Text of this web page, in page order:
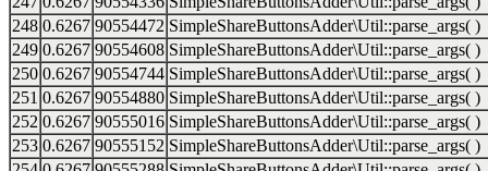
248 0.6267 90554472 SimpleShareButtonsAdder\Util::parse_args( )
249 0.6267 90554608 SimpleShareButtonsAdder\Util::parse_args( )
250 0.6267 90554744 SimpleShareButtonsAdder\Util::parse_args( )
251 0.6267 90554880 SimpleShareButtonsAdder\Util::parse_args( )
252 0.6267 90555016 SimpleShareButtonsAdder\Util::parse_args( )
253 0.6267 90555152 SimpleShareButtonsAdder\Util::parse_args( )